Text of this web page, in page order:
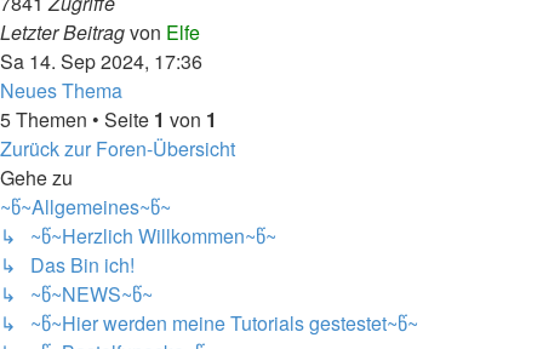
Letzter Beitragvon Elfe
Sa 14. Sep 2024, 17:36
Neues Thema
5 Themen • Seite 1 von 1
Zurück zur Foren-Übersicht
Gehe zu
~წ~Allgemeines~წ~
↳ ~წ~Herzlich Willkommen~წ~
↳ Das Bin ich!
↳ ~წ~NEWS~წ~
↳ ~წ~Hier werden meine Tutorials gestestet~წ~